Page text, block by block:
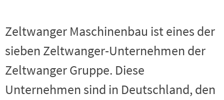
Zeltwanger Maschinenbau ist eines der
sieben Zeltwanger-Unternehmen der
Zeltwanger Gruppe. Diese
Unternehmen sind in Deutschland, den